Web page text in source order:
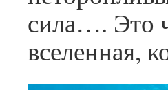
сила…. Это
вселенная,